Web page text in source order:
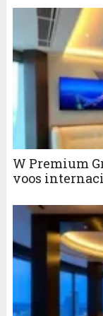
W Premium
voos